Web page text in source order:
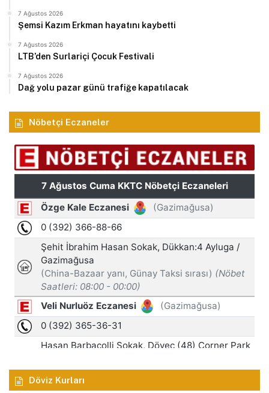
7 Ağustos 2026
Şemsi Kazım Erkman hayatını kaybetti
7 Ağustos 2026
LTB’den Surlariçi Çocuk Festivali
7 Ağustos 2026
Dağ yolu pazar günü trafiğe kapatılacak
Nöbetçi Eczaneler
Döviz Kurları